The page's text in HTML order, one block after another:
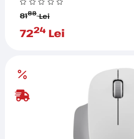
8188 Lei
7224 Lei